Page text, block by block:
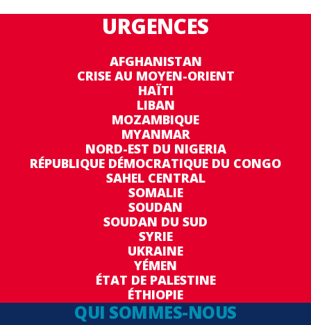
URGENCES
AFGHANISTAN
CRISE AU MOYEN-ORIENT
HAÏTI
LIBAN
MOZAMBIQUE
MYANMAR
NORD-EST DU NIGERIA
RÉPUBLIQUE DÉMOCRATIQUE DU CONGO
SAHEL CENTRAL
SOMALIE
SOUDAN
SOUDAN DU SUD
SYRIE
UKRAINE
YÉMEN
ÉTAT DE PALESTINE
ÉTHIOPIE
QUI SOMMES-NOUS